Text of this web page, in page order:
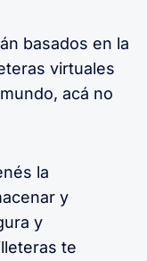
basados en la
virtuales
acá no
la
y
y
te